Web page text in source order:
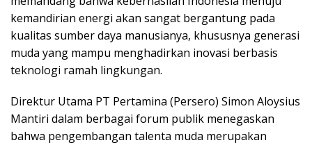
kemandirian energi akan sangat bergantung pada
kualitas sumber daya manusianya, khususnya generasi
muda yang mampu menghadirkan inovasi berbasis
teknologi ramah lingkungan.
Direktur Utama PT Pertamina (Persero) Simon Aloysius
Mantiri dalam berbagai forum publik menegaskan
bahwa pengembangan talenta muda merupakan